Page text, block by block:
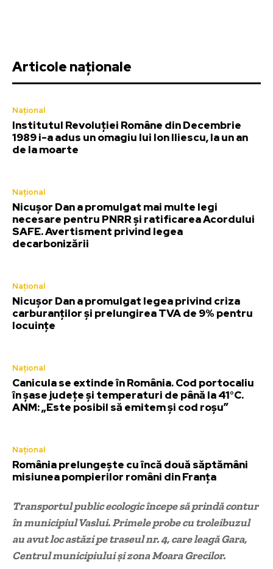
Articole naționale
Național
Institutul Revoluției Române din Decembrie
1989 i-a adus un omagiu lui Ion Iliescu, la un an
de la moarte
Național
Nicușor Dan a promulgat mai multe legi
necesare pentru PNRR și ratificarea Acordului
SAFE. Avertisment privind legea
decarbonizării
Național
Nicușor Dan a promulgat legea privind criza
carburanților și prelungirea TVA de 9% pentru
locuințe
Național
Canicula se extinde în România. Cod portocaliu
în șase județe și temperaturi de până la 41°C.
ANM: „Este posibil să emitem și cod roșu”
Național
România prelungește cu încă două săptămâni
misiunea pompierilor români din Franța
Transportul public ecologic începe să prindă contur
în municipiul Vaslui. Primele probe cu troleibuzul
au avut loc astăzi pe traseul nr. 4, care leagă Gara,
Centrul municipiului și zona Moara Grecilor.